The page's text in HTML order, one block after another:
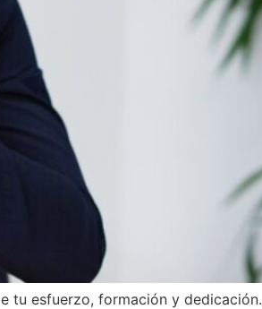
tu esfuerzo, formación y dedicación.